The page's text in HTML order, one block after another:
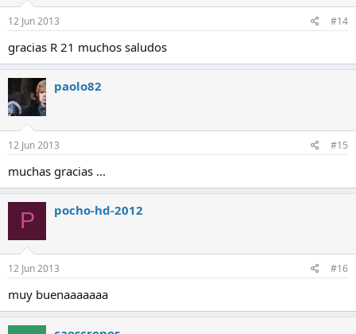
12 Jun 2013 #14
gracias R 21 muchos saludos
paolo82
12 Jun 2013 #15
muchas gracias ...
P pocho-hd-2012
12 Jun 2013 #16
muy buenaaaaaaa